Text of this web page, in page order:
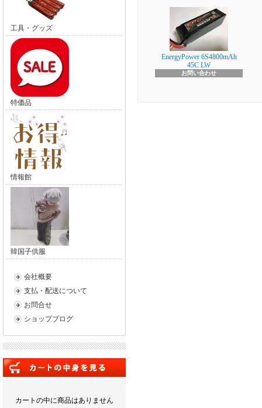
工具・グッズ
特価品
情報館
韓国子供服
会社概要
支払・配送について
お問合せ
ショップブログ
カートの中に商品はありません
EnergyPower 6S4800mAh
45C LW
お問い合わせ